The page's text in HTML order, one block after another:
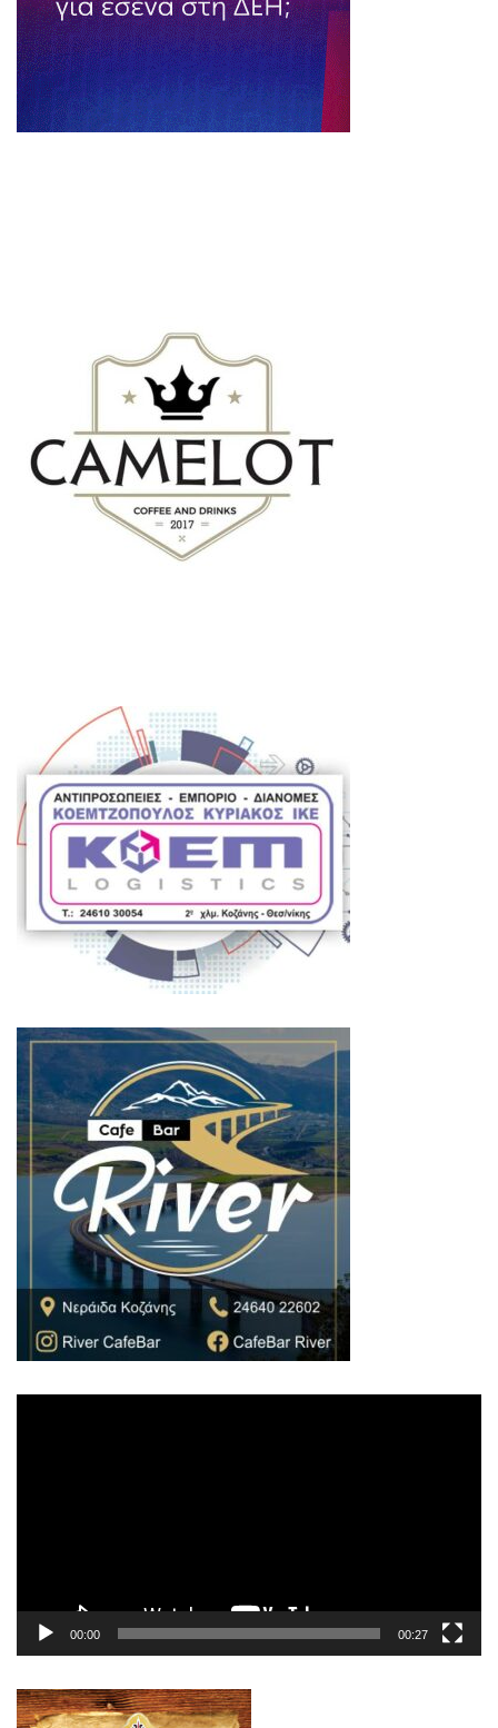
00:00 00:27